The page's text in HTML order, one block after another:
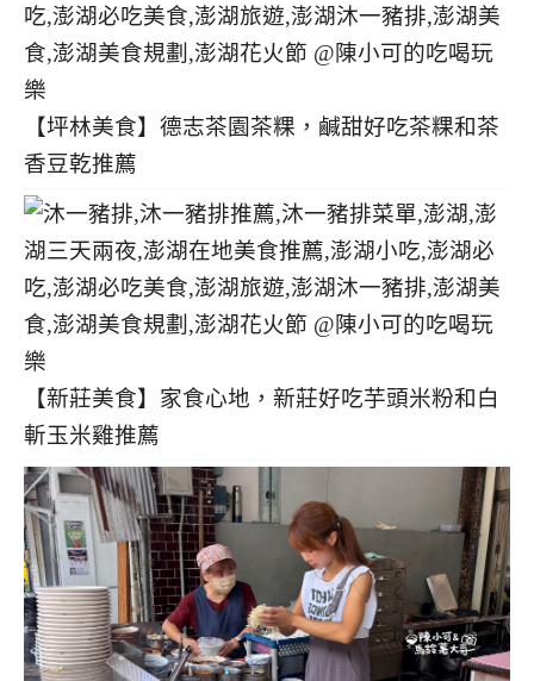
【坪林美食】德志茶園茶粿，鹹甜好吃茶粿和茶
香豆乾推薦
【新莊美食】家食心地，新莊好吃芋頭米粉和白
斬玉米雞推薦